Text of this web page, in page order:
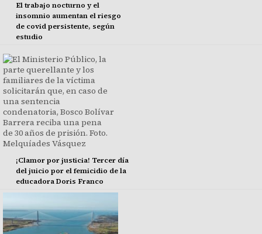
El trabajo nocturno y el
insomnio aumentan el riesgo
de covid persistente, según
estudio
¡Clamor por justicia! Tercer día
del juicio por el femicidio de la
educadora Doris Franco